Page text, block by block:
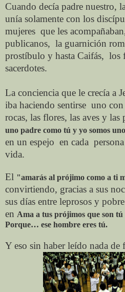
Cuando decía padre nuestro,
unía solamente con los
mujeres que les
publicanos, la guarnición
prostíbulo y hasta Caifás, los
sacerdotes.
La conciencia que le crecía a
iba haciendo sentirse uno con
rocas, las flores, las aves y las
uno padre como tú y yo somos
en un espejo en cada
vida.
El "amarás al prójimo como a ti
convirtiendo, gracias a sus
sus días entre leprosos y
en Ama a tus prójimos que son tú
Porque… ese hombre eres tú.
Y eso sin haber leído nada de